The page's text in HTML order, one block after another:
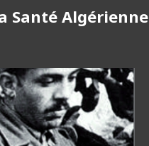
Santé Algérienne